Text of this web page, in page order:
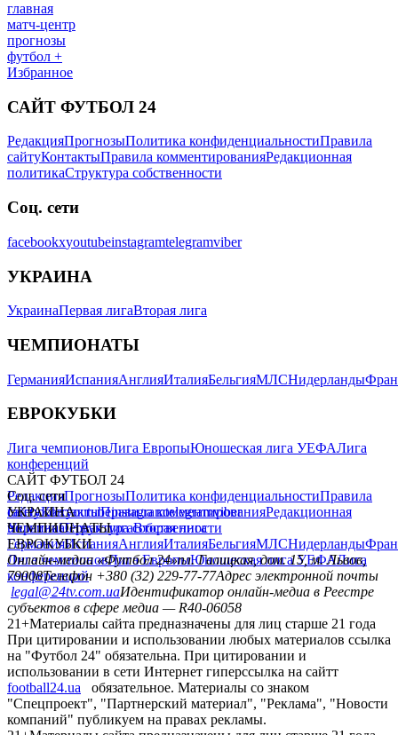
главная
матч-центр
прогнозы
футбол +
Избранное
САЙТ ФУТБОЛ 24
РедакцияПрогнозыПолитика конфиденциальностиПравила
сайтуКонтактыПравила комментированияРедакционная
политикаСтруктура собственности
Соц. сети
facebookxyoutubeinstagramtelegramviber
УКРАИНА
УкраинаПервая лигаВторая лига
ЧЕМПИОНАТЫ
ГерманияИспанияАнглияИталияБельгияМЛСНидерланды
ЕВРОКУБКИ
Лига чемпионовЛига ЕвропыЮношеская лига УЕФАЛига
конференций
САЙТ ФУТБОЛ 24
РедакцияПрогнозыПолитика конфиденциальностиПравила
сайтуКонтактыПравила комментированияРедакционная
политикаСтруктура собственности
Соц. сети
facebookxyoutubeinstagramtelegramviber
УКРАИНА
УкраинаПервая лигаВторая лига
ЧЕМПИОНАТЫ
ГерманияИспанияАнглияИталияБельгияМЛСНидерланды
ЕВРОКУБКИ
Лига чемпионовЛига ЕвропыЮношеская лига УЕФАЛига
конференций
Онлайн-медиа «Футбол 24»пл. Галицкая, дом. 15, м. Львов,
79008Телефон +380 (32) 229-77-77Адрес электронной почты
legal@24tv.com.uaИдентификатор онлайн-медиа в Реестре
субъектов в сфере медиа — R40-06058
21+Материалы сайта предназначены для лиц старше 21 года
При цитировании и использовании любых материалов ссылка
на "Футбол 24" обязательна. При цитировании и
использовании в сети Интернет гиперссылка на сайтт
football24.ua
обязательное. Материалы со знаком
"Спецпроект", "Партнерский материал", "Реклама", "Новости
компаний" публикуем на правах рекламы.